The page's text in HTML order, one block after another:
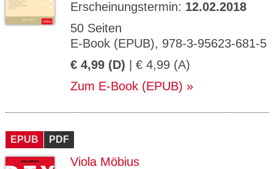
Erscheinungstermin: 12.02.2018
50 Seiten
E-Book (EPUB), 978-3-95623-681-5
€ 4,99 (D) | € 4,99 (A)
Zum E-Book (EPUB)
EPUB PDF
Viola Möbius